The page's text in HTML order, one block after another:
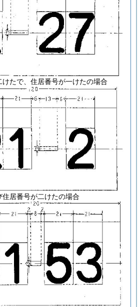
たで、住居番号が一けたの場合
居番号が二けたの場合